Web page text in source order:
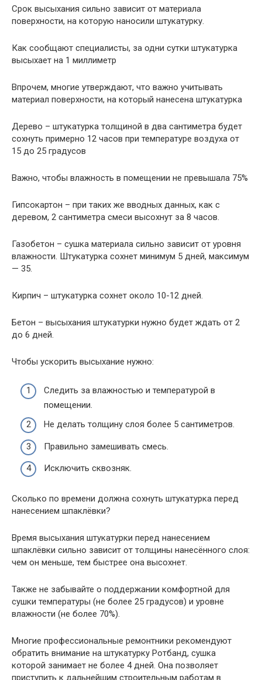
Срок высыхания сильно зависит от материала
поверхности, на которую наносили штукатурку.
Как сообщают специалисты, за одни сутки штукатурка
высыхает на 1 миллиметр
Впрочем, многие утверждают, что важно учитывать
материал поверхности, на который нанесена штукатурка
Дерево – штукатурка толщиной в два сантиметра будет
сохнуть примерно 12 часов при температуре воздуха от
15 до 25 градусов
Важно, чтобы влажность в помещении не превышала 75%
Гипсокартон – при таких же вводных данных, как с
деревом, 2 сантиметра смеси высохнут за 8 часов.
Газобетон – сушка материала сильно зависит от уровня
влажности. Штукатурка сохнет минимум 5 дней, максимум
— 35.
Кирпич – штукатурка сохнет около 10-12 дней.
Бетон – высыхания штукатурки нужно будет ждать от 2
до 6 дней.
Чтобы ускорить высыхание нужно:
Следить за влажностью и температурой в
помещении.
Не делать толщину слоя более 5 сантиметров.
Правильно замешивать смесь.
Исключить сквозняк.
Сколько по времени должна сохнуть штукатурка перед
нанесением шпаклёвки?
Время высыхания штукатурки перед нанесением
шпаклёвки сильно зависит от толщины нанесённого слоя:
чем он меньше, тем быстрее она высохнет.
Также не забывайте о поддержании комфортной для
сушки температуры (не более 25 градусов) и уровне
влажности (не более 70%).
Многие профессиональные ремонтники рекомендуют
обратить внимание на штукатурку Ротбанд, сушка
которой занимает не более 4 дней. Она позволяет
приступить к дальнейшим строительным работам в